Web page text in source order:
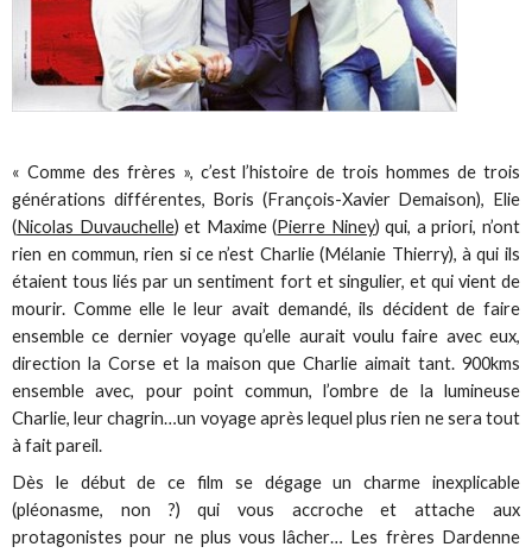
« Comme des frères », c’est l’histoire de trois hommes de trois
générations différentes, Boris (François-Xavier Demaison), Elie
(Nicolas Duvauchelle) et Maxime (Pierre Niney) qui, a priori, n’ont
rien en commun, rien si ce n’est Charlie (Mélanie Thierry), à qui ils
étaient tous liés par un sentiment fort et singulier, et qui vient de
mourir. Comme elle le leur avait demandé, ils décident de faire
ensemble ce dernier voyage qu’elle aurait voulu faire avec eux,
direction la Corse et la maison que Charlie aimait tant. 900kms
ensemble avec, pour point commun, l’ombre de la lumineuse
Charlie, leur chagrin…un voyage après lequel plus rien ne sera tout
à fait pareil.
Dès le début de ce film se dégage un charme inexplicable
(pléonasme, non ?) qui vous accroche et attache aux
protagonistes pour ne plus vous lâcher… Les frères Dardenne